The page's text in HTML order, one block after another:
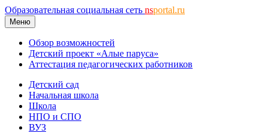
Образовательная социальная сеть nsportal.ru
Меню
Обзор возможностей
Детский проект «Алые паруса»
Аттестация педагогических работников
Детский сад
Начальная школа
Школа
НПО и СПО
ВУЗ